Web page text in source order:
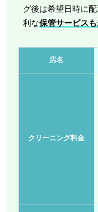
グ後は希望日時に
利な保管サービス
店名
クリーニング料金